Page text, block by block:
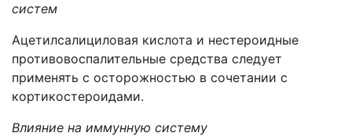
систем
Ацетилсалициловая кислота и нестероидные
противовоспалительные средства следует
применять с осторожностью в сочетании с
кортикостероидами.
Влияние на иммунную систему